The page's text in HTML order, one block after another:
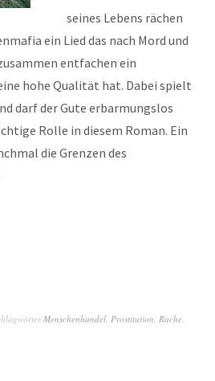
seines Lebens rächen
ein Lied das nach Mord und
entfachen ein
hohe Qualität hat. Dabei spielt
darf der Gute erbarmungslos
Rolle in diesem Roman. Ein
die Grenzen des
Menschenhandel, Prostitution, Rache,